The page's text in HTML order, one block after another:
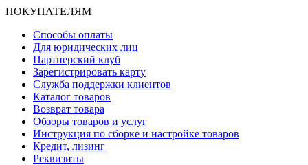
ПОКУПАТЕЛЯМ
Способы оплаты
Для юридических лиц
Партнерский клуб
Зарегистрировать карту
Служба поддержки клиентов
Каталог товаров
Возврат товара
Обзоры товаров и услуг
Инструкция по сборке и настройке товаров
Кредит, лизинг
Реквизиты